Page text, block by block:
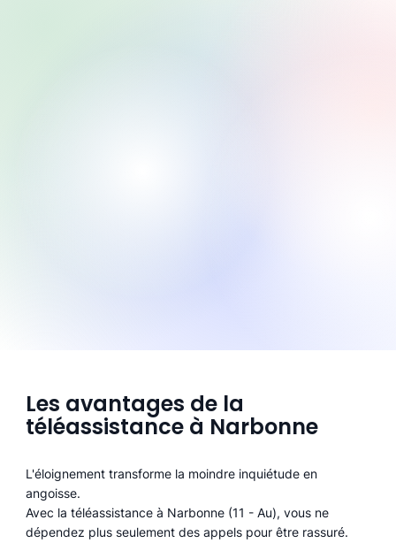
Les avantages de la
téléassistance à Narbonne
L'éloignement transforme la moindre inquiétude en
angoisse.
Avec la téléassistance à Narbonne (11 - Au), vous ne
dépendez plus seulement des appels pour être rassuré.